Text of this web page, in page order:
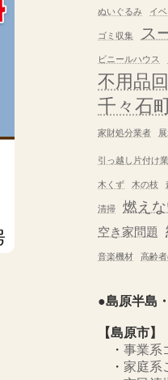
ぬいぐるみ イベ
ゴミ収集 ス
ビニールハウス
不用品
千々石町
家財処分業者
引っ越し片付け
木くず 木の枝
清掃 燃えな
空き家問題
音楽機材 高齢
●島原半島
【島原市】
・事業系
・ 家庭系